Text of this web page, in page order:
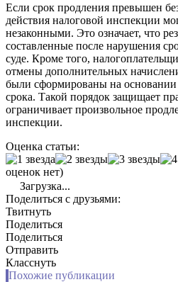
Если срок продления превышен
действия налоговой инспекции
незаконными. Это означает, что
составленные после нарушения
суде. Кроме того,
отмены дополнительных
были сформированы на
срока. Такой порядок защищает
ограничивает произвольное
инспекции.
Оценка статьи:
оценок нет)
Загрузка...
Поделиться с друзьями:
Твитнуть
Поделиться
Поделиться
Отправить
Класснуть
Похожие публикации